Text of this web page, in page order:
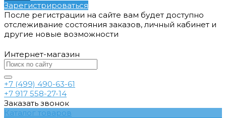
Зарегистрироваться
После регистрации на сайте вам будет доступно
отслеживание состояния заказов, личный кабинет и
другие новые возможности
Интернет-магазин
+7 (499) 490-63-61
+7 917 558-27-14
Заказать звонок
Каталог товаров